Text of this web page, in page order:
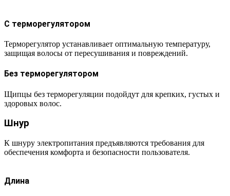
С терморегулятором
Терморегулятор устанавливает оптимальную температуру,
защищая волосы от пересушивания и повреждений.
Без терморегулятором
Щипцы без терморегуляции подойдут для крепких, густых и
здоровых волос.
Шнур
К шнуру электропитания предъявляются требования для
обеспечения комфорта и безопасности пользователя.
Длина